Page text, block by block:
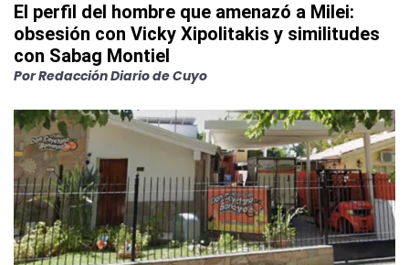
El perfil del hombre que amenazó a Milei:
obsesión con Vicky Xipolitakis y similitudes
con Sabag Montiel
PorRedacción Diario de Cuyo